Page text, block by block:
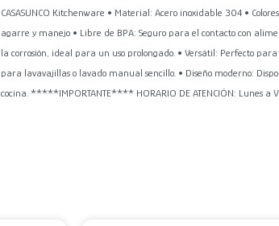
CASASUNCO Kitchenware • Material: Acero inoxidable 304 •
agarre y manejo • Libre de BPA: Seguro para el contacto con
la corrosión, ideal para un uso prolongado. • Versátil: Perfecto
para lavavajillas o lavado manual sencillo. • Diseño moderno:
cocina. *****IMPORTANTE**** HORARIO DE ATENCIÓN: Lunes a